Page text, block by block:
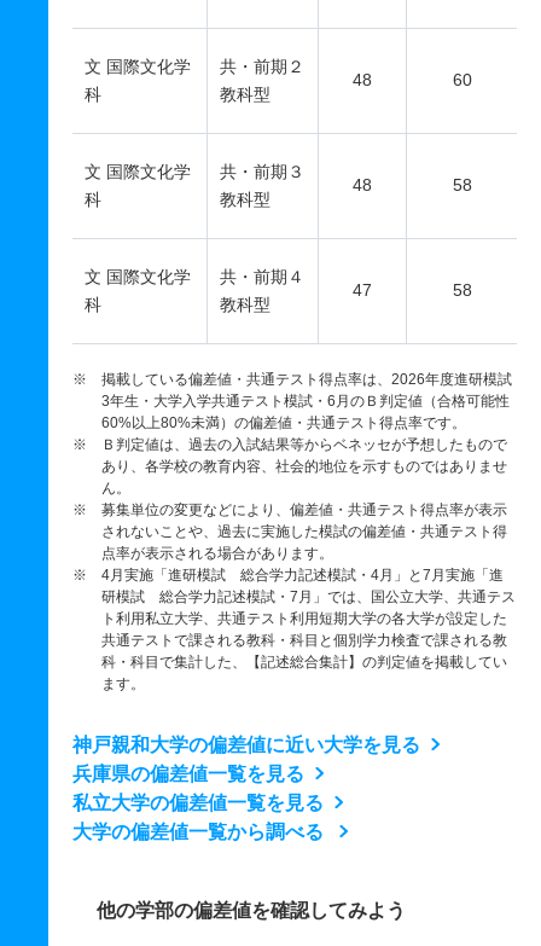
文 国際文化学
科
共・前期２
教科型
48 60
文 国際文化学
科
共・前期３
教科型
48 58
文 国際文化学
科
共・前期４
教科型
47 58
※ 掲載している偏差値・共通テスト得点率は、2026年度進研模試
3年生・大学入学共通テスト模試・6月のＢ判定値（合格可能性
60%以上80%未満）の偏差値・共通テスト得点率です。
※ Ｂ判定値は、過去の入試結果等からベネッセが予想したもので
あり、各学校の教育内容、社会的地位を示すものではありませ
ん。
※ 募集単位の変更などにより、偏差値・共通テスト得点率が表示
されないことや、過去に実施した模試の偏差値・共通テスト得
点率が表示される場合があります。
※ 4月実施「進研模試 総合学力記述模試・4月」と7月実施「進
研模試 総合学力記述模試・7月」では、国公立大学、共通テス
ト利用私立大学、共通テスト利用短期大学の各大学が設定した
共通テストで課される教科・科目と個別学力検査で課される教
科・科目で集計した、【記述総合集計】の判定値を掲載してい
ます。
神戸親和大学の偏差値に近い大学を見る
兵庫県の偏差値一覧を見る
私立大学の偏差値一覧を見る
大学の偏差値一覧から調べる
他の学部の偏差値を確認してみよう